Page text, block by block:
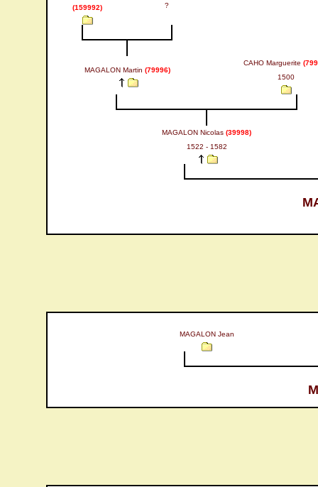
(159992)
?
MAGALON Martin (79996)
CAHO Marguerite
1500
MAGALON Nicolas (39998)
1522 - 1582
MAGALON Jean